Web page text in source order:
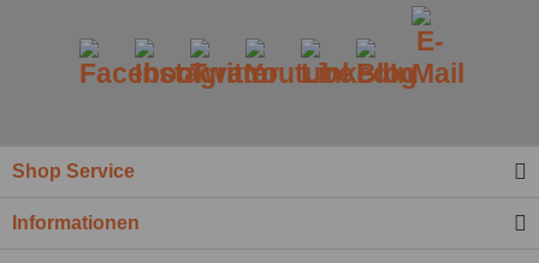
Shop Service
Informationen